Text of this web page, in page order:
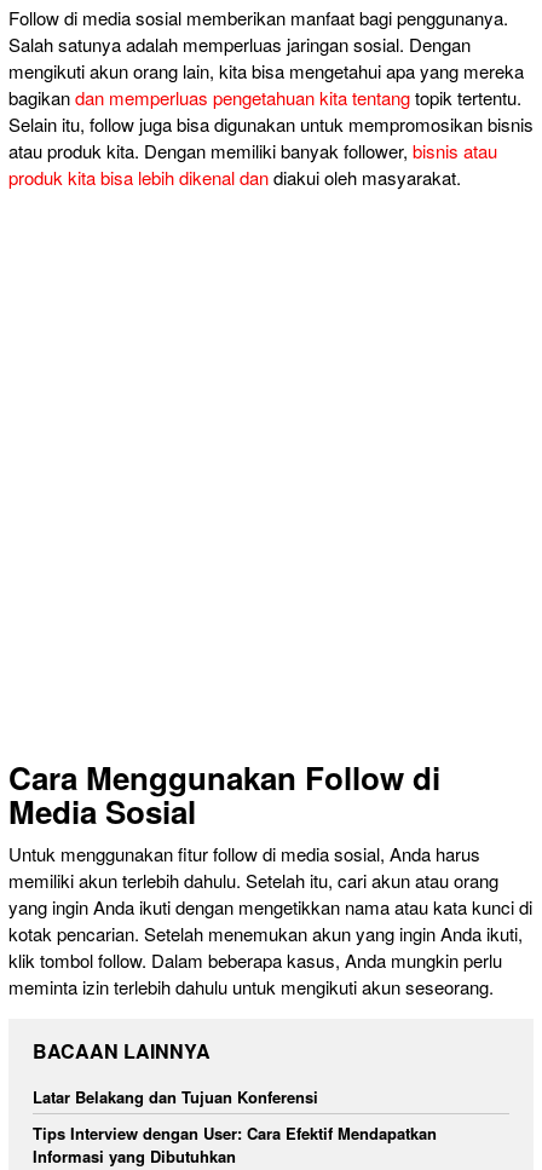
Follow di media sosial memberikan manfaat bagi penggunanya.
Salah satunya adalah memperluas jaringan sosial. Dengan
mengikuti akun orang lain, kita bisa mengetahui apa yang mereka
bagikandan memperluas pengetahuan kita tentangtopik tertentu.
Selain itu, follow juga bisa digunakan untuk mempromosikan bisnis
atau produk kita. Dengan memiliki banyak follower, bisnis atau
produk kita bisa lebih dikenal dandiakui oleh masyarakat.
Cara Menggunakan Follow di
Media Sosial
Untuk menggunakan fitur follow di media sosial, Anda harus
memiliki akun terlebih dahulu. Setelah itu, cari akun atau orang
yang ingin Anda ikuti dengan mengetikkan nama atau kata kunci di
kotak pencarian. Setelah menemukan akun yang ingin Anda ikuti,
klik tombol follow. Dalam beberapa kasus, Anda mungkin perlu
meminta izin terlebih dahulu untuk mengikuti akun seseorang.
BACAAN LAINNYA
Latar Belakang dan Tujuan Konferensi
Tips Interview dengan User: Cara Efektif Mendapatkan
Informasi yang Dibutuhkan